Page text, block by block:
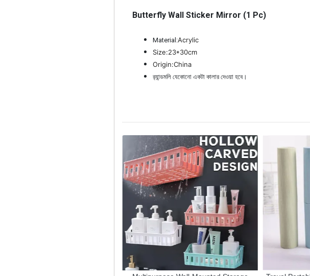
Butterfly Wall Sticker Mirror (1 Pc)
Material:Acrylic
Size:23*30cm
Origin:China
র‍্যান্ডমলি যেকোনো একটা কালার দেওয়া হবে।